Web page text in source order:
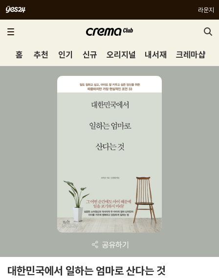
라운지
홈 추천 인기 신규 오리지널 내서재 크레마샵
공유하기
대한민국에서 일하는 엄마로 산다는 것